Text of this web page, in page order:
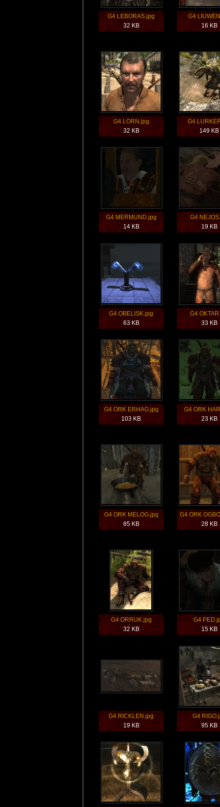
G4 LEBORAS.jpg
32 KB
G4
16 KB
G4 LORN.jpg
32 KB
G4
149 KB
G4 MERMUND.jpg
14 KB
G4
19 KB
G4 OBELISK.jpg
63 KB
G4
33 KB
G4 ORK ERHAG.jpg
103 KB
G4 ORK
23 KB
G4 ORK MELOG.jpg
85 KB
G4 ORK
28 KB
G4 ORRUK.jpg
32 KB
G4
15 KB
G4 RICKLEN.jpg
19 KB
G4
95 KB